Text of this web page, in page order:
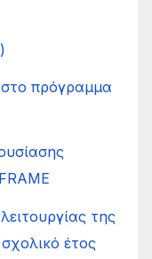
πρόγραμμα
της
έτος